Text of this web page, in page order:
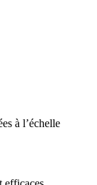
à l’échelle